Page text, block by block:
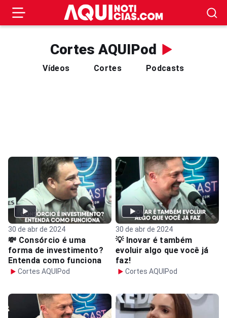
Cortes AQUIPod
Vídeos Cortes Podcasts
30 de abr de 2024
💸 Consórcio é uma
forma de investimento?
Entenda como funciona
Cortes AQUIPod
30 de abr de 2024
💡 Inovar é também
evoluir algo que você já
faz!
Cortes AQUIPod